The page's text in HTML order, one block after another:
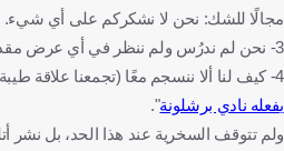
مجالًا للشك: نحن لا نشكركم على أي شيء.
3- نحن لم ندرُس ولم ننظر في أي عرض مقدم من أجل جوليان (ألفاريز).
4- كيف لنا ألا ننسجم معًا (تجمعنا علاقة طيبة)، وأنتم تجعلوننا
يفعله نادي برشلونة".
ولم تتوقف السخرية عند هذا الحد، بل نشر